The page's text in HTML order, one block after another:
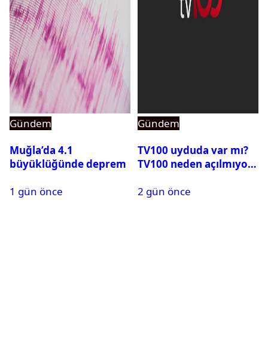
Gündem
Muğla’da 4.1
büyüklüğünde deprem
1 gün önce
Gündem
TV100 uyduda var mı?
TV100 neden açılmıyor?
2 gün önce